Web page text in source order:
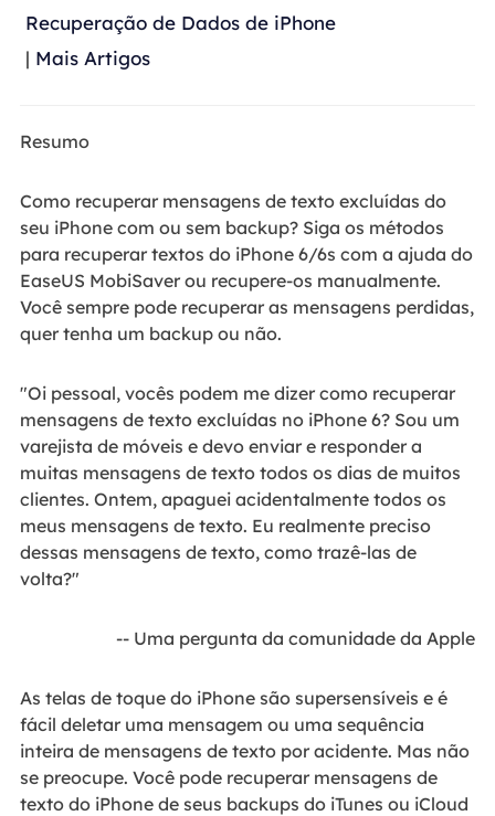
Recuperação de Dados de iPhone
| Mais Artigos
Resumo
Como recuperar mensagens de texto excluídas do
seu iPhone com ou sem backup? Siga os métodos
para recuperar textos do iPhone 6/6s com a ajuda do
EaseUS MobiSaver ou recupere-os manualmente.
Você sempre pode recuperar as mensagens perdidas,
quer tenha um backup ou não.
"Oi pessoal, vocês podem me dizer como recuperar
mensagens de texto excluídas no iPhone 6? Sou um
varejista de móveis e devo enviar e responder a
muitas mensagens de texto todos os dias de muitos
clientes. Ontem, apaguei acidentalmente todos os
meus mensagens de texto. Eu realmente preciso
dessas mensagens de texto, como trazê-las de
volta?"
-- Uma pergunta da comunidade da Apple
As telas de toque do iPhone são supersensíveis e é
fácil deletar uma mensagem ou uma sequência
inteira de mensagens de texto por acidente. Mas não
se preocupe. Você pode recuperar mensagens de
texto do iPhone de seus backups do iTunes ou iCloud